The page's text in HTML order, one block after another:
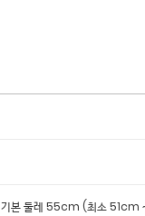
본 둘레 55cm (최소